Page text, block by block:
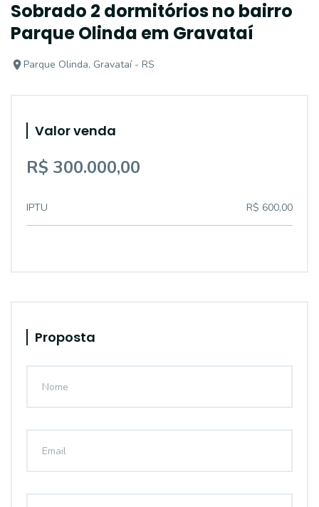
Sobrado 2 dormitórios no bairro
Parque Olinda em Gravataí
Parque Olinda, Gravataí - RS
Valor venda
R$ 300.000,00
IPTU R$ 600,00
Proposta